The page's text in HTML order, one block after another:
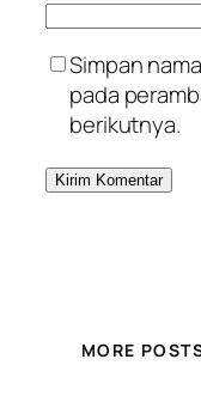
Simpan
pada
berikutnya.
MORE